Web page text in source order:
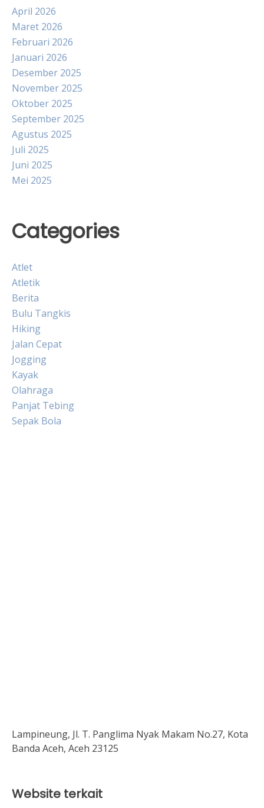
April 2026
Maret 2026
Februari 2026
Januari 2026
Desember 2025
November 2025
Oktober 2025
September 2025
Agustus 2025
Juli 2025
Juni 2025
Mei 2025
Categories
Atlet
Atletik
Berita
Bulu Tangkis
Hiking
Jalan Cepat
Jogging
Kayak
Olahraga
Panjat Tebing
Sepak Bola
Lampineung, Jl. T. Panglima Nyak Makam No.27, Kota
Banda Aceh, Aceh 23125
Website terkait